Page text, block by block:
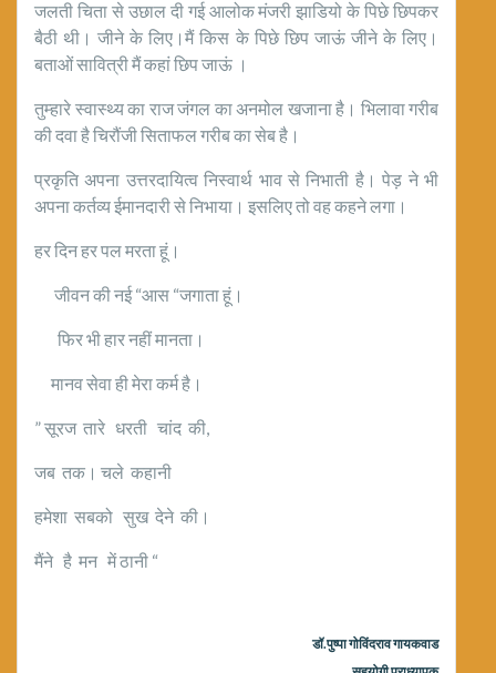
जलती चिता से उछाल दी गई आलोक मंजरी झाडियो के पिछे छिपकर
बैठी थी। जीने के लिए।मैं किस के पिछे छिप जाऊं जीने के लिए।
बताओं सावित्री मैं कहां छिप जाऊं ।
तुम्हारे स्वास्थ्य का राज जंगल का अनमोल खजाना है। भिलावा गरीब
की दवा है चिरौंजी सिताफल गरीब का सेब है।
प्रकृति अपना उत्तरदायित्व निस्वार्थ भाव से निभाती है। पेड़ ने भी
अपना कर्तव्य ईमानदारी से निभाया। इसलिए तो वह कहने लगा।
हर दिन हर पल मरता हूं।
जीवन की नई “आस “जगाता हूं।
फिर भी हार नहीं मानता।
मानव सेवा ही मेरा कर्म है।
” सूरज तारे धरती चांद की,
जब तक। चले कहानी
हमेशा सबको सुख देने की।
मैंने है मन में ठानी “
डॉ.पुष्पा गोविंदराव गायकवाड